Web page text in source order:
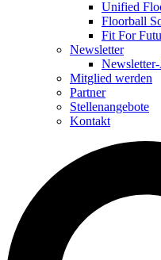
Unified
Floorball
Fit For
Newsletter
Mitglied werden
Partner
Stellenangebote
Kontakt